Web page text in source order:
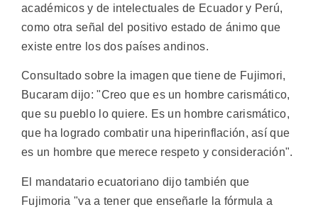
académicos y de intelectuales de Ecuador y Perú,
como otra señal del positivo estado de ánimo que
existe entre los dos países andinos.
Consultado sobre la imagen que tiene de Fujimori,
Bucaram dijo: "Creo que es un hombre carismático,
que su pueblo lo quiere. Es un hombre carismático,
que ha logrado combatir una hiperinflación, así que
es un hombre que merece respeto y consideración".
El mandatario ecuatoriano dijo también que
Fujimoria "va a tener que enseñarle la fórmula a